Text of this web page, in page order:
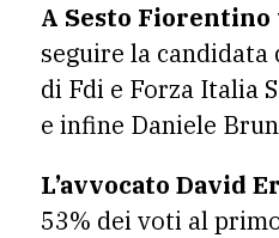
A Sesto
seguire la
di Fdi e Forza Italia
e infine Daniele
L’avvocato David
53% dei voti al